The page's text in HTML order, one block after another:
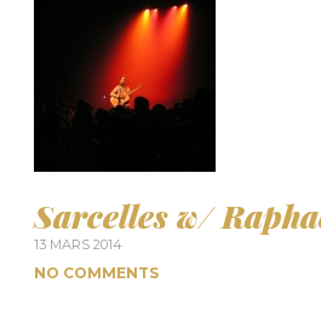
Sarcelles w/
13 MARS 2014
NO COMMENTS